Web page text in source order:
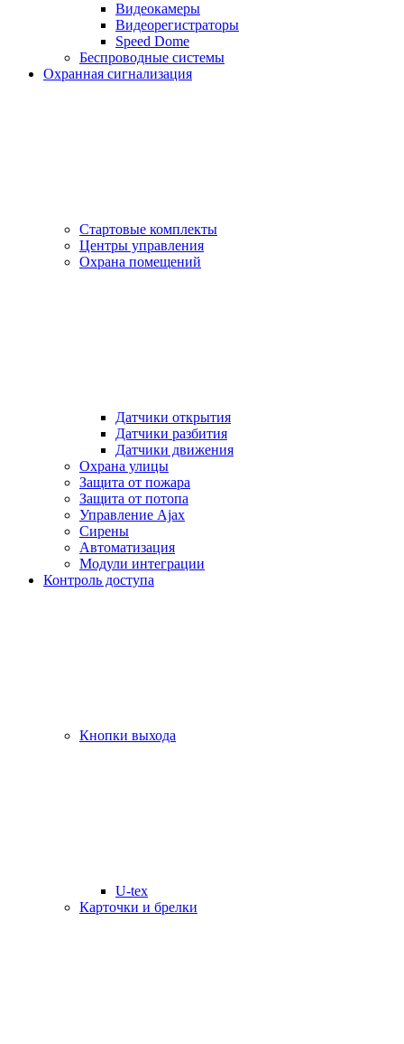
Видеокамеры
Видеорегистраторы
Speed Dome
Беспроводные системы
Охранная сигнализация
Стартовые комплекты
Центры управления
Охрана помещений
Датчики открытия
Датчики разбития
Датчики движения
Охрана улицы
Защита от пожара
Защита от потопа
Управление Ajax
Сирены
Автоматизация
Модули интеграции
Контроль доступа
Кнопки выхода
U-tex
Карточки и брелки